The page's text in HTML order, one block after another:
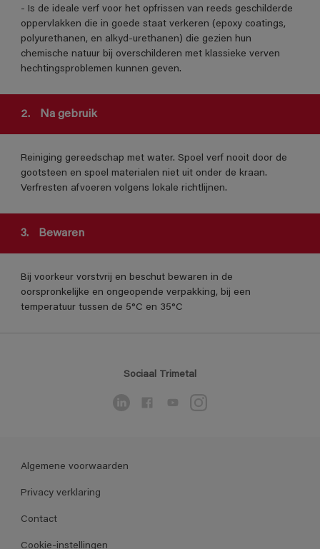
- Is de ideale verf voor het opfrissen van reeds geschilderde
oppervlakken die in goede staat verkeren (epoxy coatings,
polyurethanen, en alkyd-urethanen) die gezien hun
chemische natuur bij overschilderen met klassieke verven
hechtingsproblemen kunnen geven.
2. Na gebruik
Reiniging gereedschap met water. Spoel verf nooit door de
gootsteen en spoel materialen niet uit onder de kraan.
Verfresten afvoeren volgens lokale richtlijnen.
3. Bewaren
Bij voorkeur vorstvrij en beschut bewaren in de
oorspronkelijke en ongeopende verpakking, bij een
temperatuur tussen de 5°C en 35°C
Sociaal Trimetal
Algemene voorwaarden
Privacy verklaring
Contact
Cookie-instellingen